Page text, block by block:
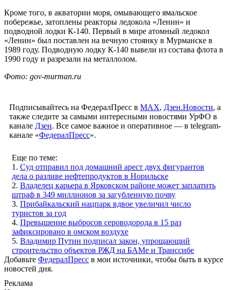
Кроме того, в акватории моря, омывающего ямальское
побережье, затоплены реакторы ледокола «Ленин» и
подводной лодки К-140. Первый в мире атомный ледокол
«Ленин» был поставлен на вечную стоянку в Мурманске в
1989 году. Подводную лодку К-140 вывели из состава флота в
1990 году и разрезали на металлолом.
Фото: gov-murman.ru
Подписывайтесь на ФедералПресс в МАХ, Дзен.Новости, а
также следите за самыми интересными новостями УрФО в
канале Дзен. Все самое важное и оперативное — в telegram-
канале «ФедералПресс».
Еще по теме:
1. Суд отправил под домашний арест двух фигурантов
дела о разливе нефтепродуктов в Норильске
2. Владелец карьера в Ярковском районе может заплатить
штраф в 349 миллионов за загубленную почву
3. Прибайкальский нацпарк вдвое увеличил число
туристов за год
4. Превышение выбросов сероводорода в 15 раз
зафиксировано в омском воздухе
5. Владимир Путин подписал закон, упрощающий
строительство объектов РЖД на БАМе и Транссибе
Добавьте ФедералПресс в мои источники, чтобы быть в курсе
новостей дня.
Реклама